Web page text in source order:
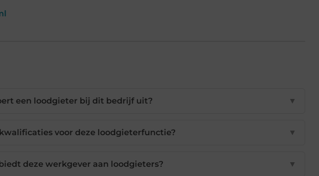
een loodgieter bij dit bedrijf uit? ▼
voor deze loodgieterfunctie? ▼
deze werkgever aan loodgieters? ▼